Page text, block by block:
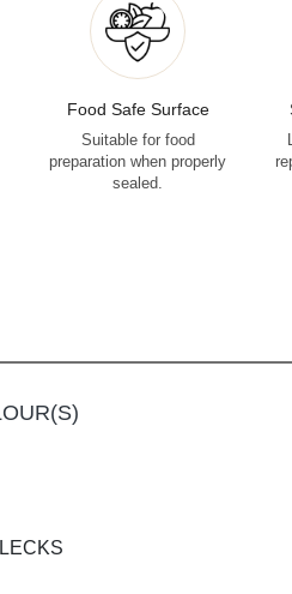
Food Safe Surface
Suitable for food
preparation when properly
sealed.